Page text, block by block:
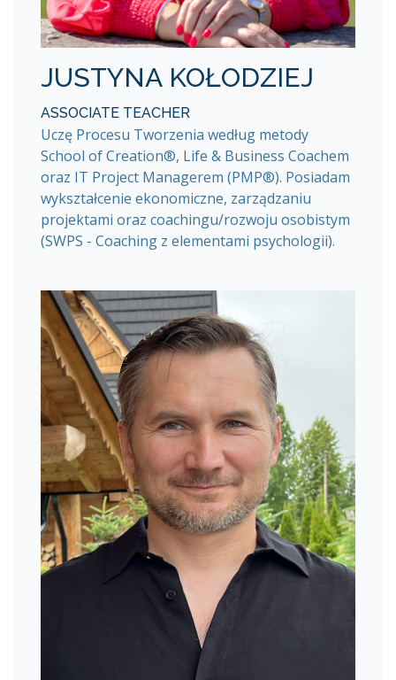
JUSTYNA KOŁODZIEJ
ASSOCIATE TEACHER
Uczę Procesu Tworzenia według metody
School of Creation®, Life & Business Coachem
oraz IT Project Managerem (PMP®). Posiadam
wykształcenie ekonomiczne, zarządzaniu
projektami oraz coachingu/rozwoju osobistym
(SWPS - Coaching z elementami psychologii).